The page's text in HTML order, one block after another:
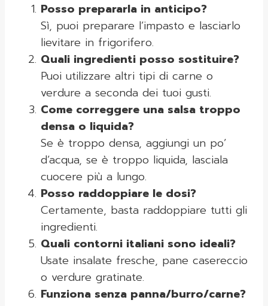
Posso prepararla in anticipo?
Sì, puoi preparare l’impasto e lasciarlo
lievitare in frigorifero.
Quali ingredienti posso sostituire?
Puoi utilizzare altri tipi di carne o
verdure a seconda dei tuoi gusti.
Come correggere una salsa troppo
densa o liquida?
Se è troppo densa, aggiungi un po’
d’acqua, se è troppo liquida, lasciala
cuocere più a lungo.
Posso raddoppiare le dosi?
Certamente, basta raddoppiare tutti gli
ingredienti.
Quali contorni italiani sono ideali?
Usate insalate fresche, pane casereccio
o verdure gratinate.
Funziona senza panna/burro/carne?